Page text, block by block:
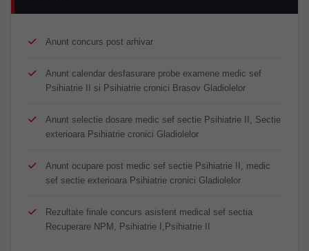
Anunt concurs post arhivar
Anunt calendar desfasurare probe examene medic sef
Psihiatrie II si Psihiatrie cronici Brasov Gladiolelor
Anunt selectie dosare medic sef sectie Psihiatrie II, Sectie
exterioara Psihiatrie cronici Gladiolelor
Anunt ocupare post medic sef sectie Psihiatrie II, medic
sef sectie exterioara Psihiatrie cronici Gladiolelor
Rezultate finale concurs asistent medical sef sectia
Recuperare NPM, Psihiatrie I,Psihiatrie II